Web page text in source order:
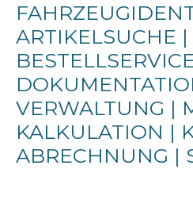
ARTIKELSUCHE |
VERWALTUNG |
KALKULATION |
ABRECHNUNG |